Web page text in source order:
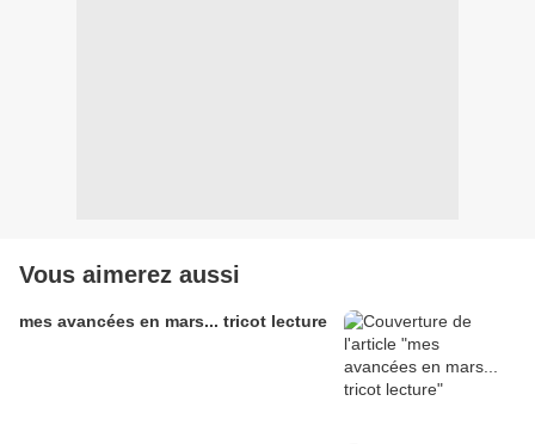
Vous aimerez aussi
mes avancées en mars... tricot lecture